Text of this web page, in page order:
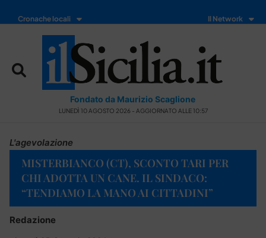
Cronache locali Il Network
Fondato da Maurizio Scaglione
LUNEDÌ 10 AGOSTO 2026 - AGGIORNATO ALLE 10:57
L'agevolazione
MISTERBIANCO (CT), SCONTO TARI PER
CHI ADOTTA UN CANE. IL SINDACO:
“TENDIAMO LA MANO AI CITTADINI”
Redazione